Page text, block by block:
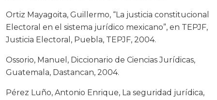
Ortiz Mayagoita, Guillermo, “La justicia constitucional
Electoral en el sistema jurídico mexicano”, en TEPJF,
Justicia Electoral, Puebla, TEPJF, 2004.
Ossorio, Manuel, Diccionario de Ciencias Jurídicas,
Guatemala, Dastancan, 2004.
Pérez Luño, Antonio Enrique, La seguridad jurídica,